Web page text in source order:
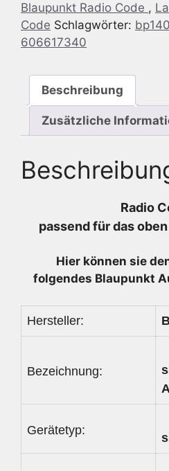
Blaupunkt Radio Code ,
Code Schlagwörter:
606617340
Beschreibung
Zusätzliche
Radio
passend für das
Hier können sie
folgendes Blaupunkt
Hersteller:
Bezeichnung:
Gerätetyp: